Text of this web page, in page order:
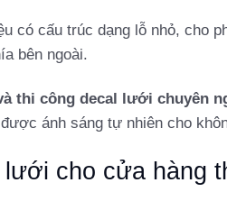
có cấu trúc dạng lỗ nhỏ, cho
bên ngoài.
thi công decal lưới chuyên
ánh sáng tự nhiên cho
cho cửa hàng